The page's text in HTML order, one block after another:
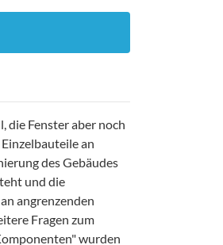
die Fenster aber noch
an
des Gebäudes
und die
angrenzenden
Fragen zum
wurden